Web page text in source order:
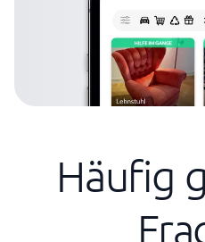
Häufig